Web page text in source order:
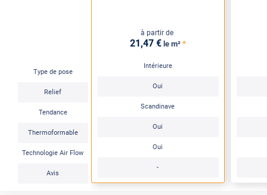
Type de pose
Relief
Tendance
Thermoformable
Technologie Air Flow
Avis
à partir de
21,47 € le m² *
Intérieure
Oui
Scandinave
Oui
Oui
-